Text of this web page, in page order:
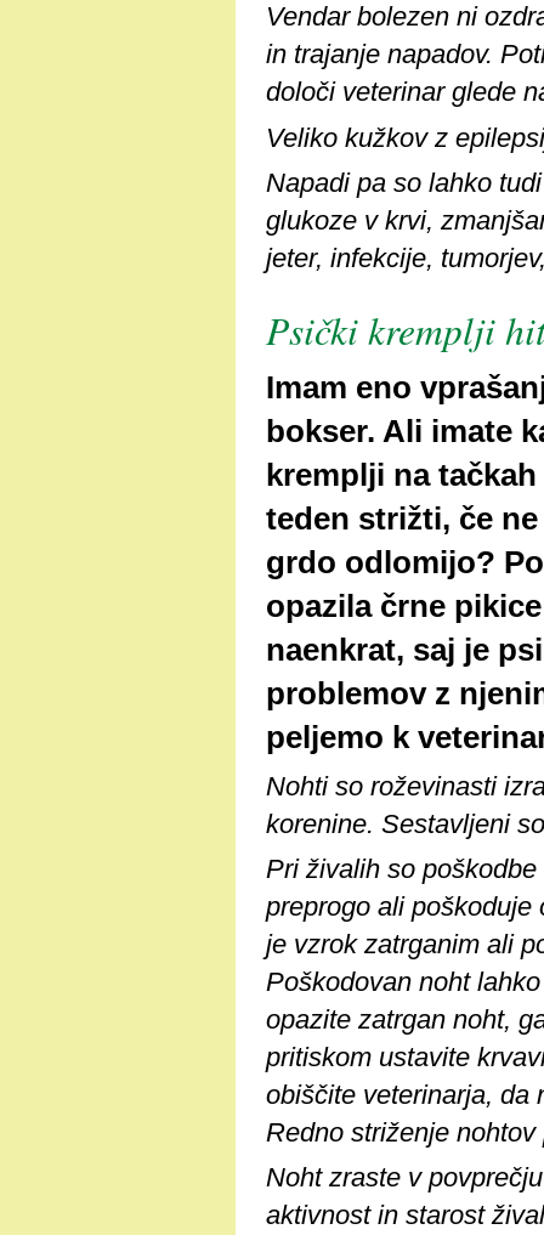
Vendar bolezen ni
in trajanje napadov.
določi veterinar glede
Veliko kužkov z
Napadi pa so lahko
glukoze v krvi,
jeter, infekcije,
Psički kremplji
Imam eno
bokser. Ali imate
kremplji na
teden strižti, če
grdo odlomijo?
opazila črne
naenkrat, saj je
problemov z
peljemo k
Nohti so roževinasti
korenine. Sestavljeni
Pri živalih so
preprogo ali poškoduje
je vzrok zatrganim ali
Poškodovan noht
opazite zatrgan noht,
pritiskom ustavite
obiščite veterinarja, da
Redno striženje
Noht zraste v
aktivnost in starost